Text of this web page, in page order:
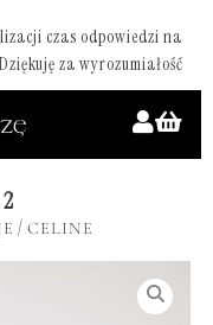
czas odpowiedzi na
za wyrozumiałość
/ CELINE